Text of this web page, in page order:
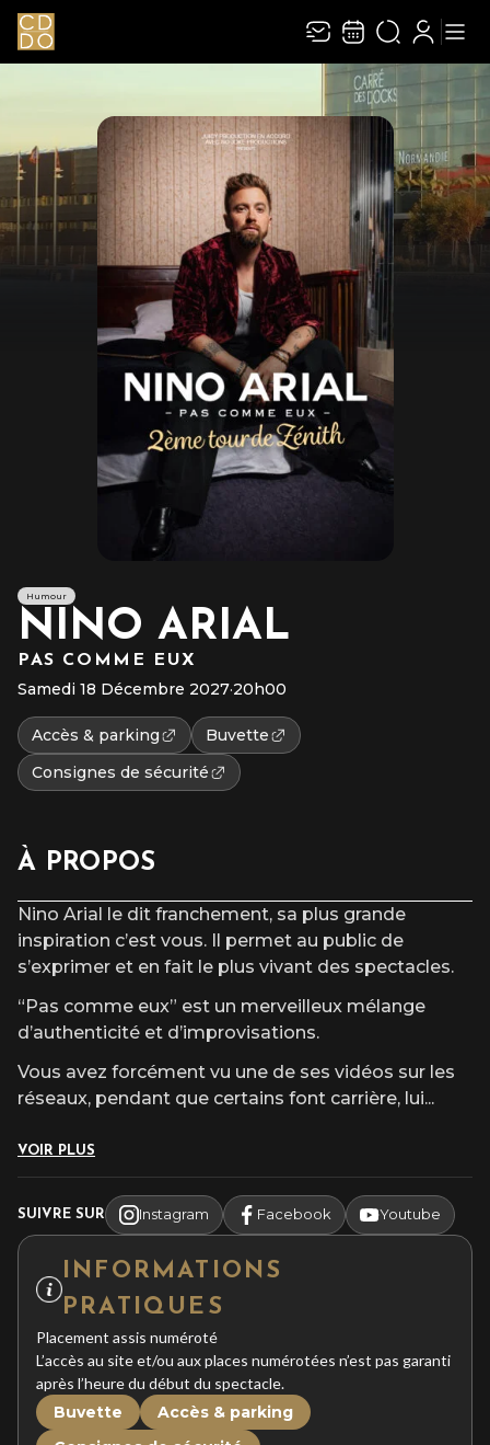
Recevez toute l’actualité en vous abonnant à
notre newsletter :
ENVOYER
Rivaj Group traite votre adresse électronique pour la gestion de votre
abonnement à la newsletter deLe Carré des Docks / Docks Océane
pouvez retirer votre consentement à tout moment. Pour en savoir plus,
politique de protection des données.
Humour
NINO ARIAL
PAS COMME EUX
Samedi 18 Décembre 2027·20h00
Accès & parking
Buvette
Consignes de sécurité
À PROPOS
Nino Arial le dit franchement, sa plus grande
inspiration c’est vous. Il permet au public de
s’exprimer et en fait le plus vivant des spectacles.
“Pas comme eux” est un merveilleux mélange
d’authenticité et d’improvisations.
Vous avez forcément vu une de ses vidéos sur les
réseaux, pendant que certains font carrière, lui...
VOIR PLUS
SUIVRE SUR Instagram Facebook Youtube
INFORMATIONS
PRATIQUES
Placement assis numéroté
L’accès au site et/ou aux places numérotées n’est pas garanti
après l’heure du début du spectacle.
Buvette
Accès & parking